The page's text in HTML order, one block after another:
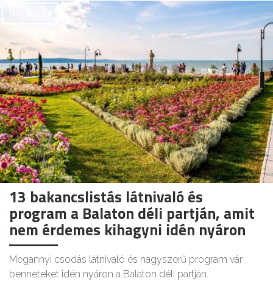
13 bakancslistás látnivaló és
program a Balaton déli partján, amit
nem érdemes kihagyni idén nyáron
Megannyi csodás látnivaló és nagyszerű program vár
benneteket idén nyáron a Balaton déli partján.